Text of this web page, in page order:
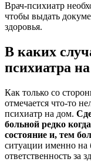
Врач-психиатр
чтобы выдать
здоровья.
В каких
психиатра
Как только со
отмечается что-то
психиатр на дом.
больной редко
состояние и, тем
ситуации именно на
ответственность за